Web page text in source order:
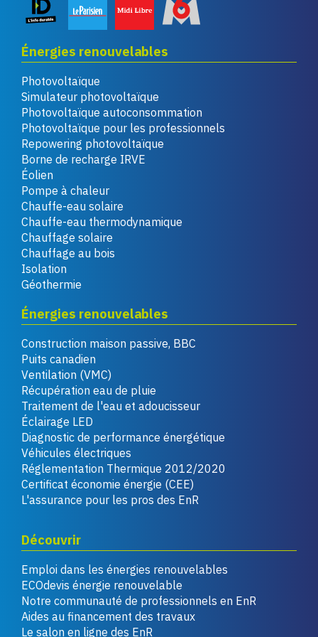
Énergies renouvelables
Photovoltaïque
Simulateur photovoltaïque
Photovoltaïque autoconsommation
Photovoltaïque pour les professionnels
Repowering photovoltaïque
Borne de recharge IRVE
Éolien
Pompe à chaleur
Chauffe-eau solaire
Chauffe-eau thermodynamique
Chauffage solaire
Chauffage au bois
Isolation
Géothermie
Énergies renouvelables
Construction maison passive, BBC
Puits canadien
Ventilation (VMC)
Récupération eau de pluie
Traitement de l'eau et adoucisseur
Éclairage LED
Diagnostic de performance énergétique
Véhicules électriques
Réglementation Thermique 2012/2020
Certificat économie énergie (CEE)
L'assurance pour les pros des EnR
Découvrir
Emploi dans les énergies renouvelables
ECOdevis énergie renouvelable
Notre communauté de professionnels en EnR
Aides au financement des travaux
Le salon en ligne des EnR